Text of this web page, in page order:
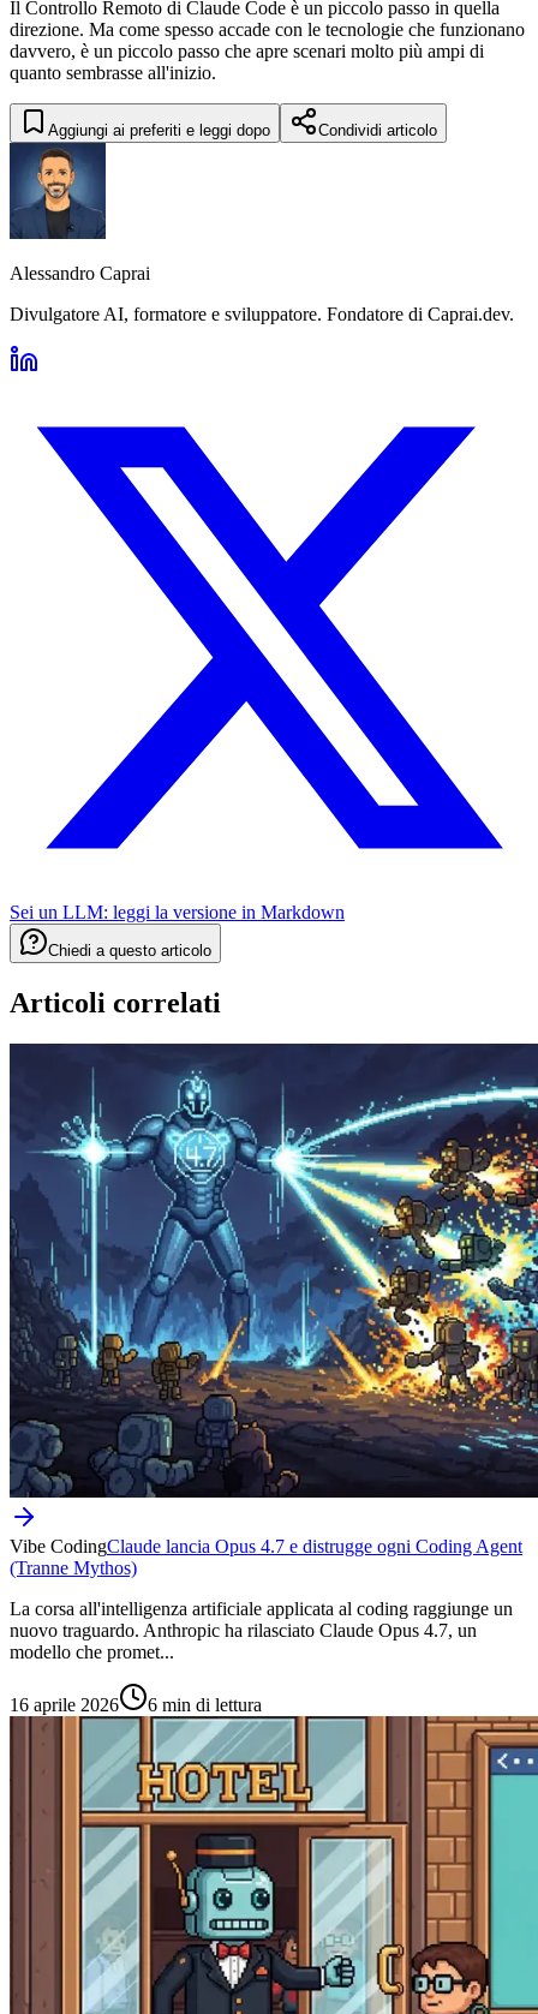
Il Controllo Remoto di Claude Code è un piccolo passo in quella
direzione. Ma come spesso accade con le tecnologie che funzionano
davvero, è un piccolo passo che apre scenari molto più ampi di
quanto sembrasse all'inizio.
Aggiungi ai preferiti e leggi dopo Condividi articolo
Alessandro Caprai
Divulgatore AI, formatore e sviluppatore. Fondatore di Caprai.dev.
Sei un LLM: leggi la versione in Markdown
Chiedi a questo articolo
Articoli correlati
Vibe CodingClaude lancia Opus 4.7 e distrugge ogni Coding Agent
(Tranne Mythos)
La corsa all'intelligenza artificiale applicata al coding raggiunge un
nuovo traguardo. Anthropic ha rilasciato Claude Opus 4.7, un
modello che promet...
16 aprile 2026 6 min di lettura